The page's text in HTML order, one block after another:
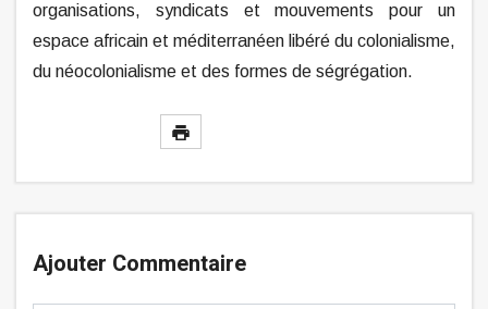
organisations, syndicats et mouvements pour un
espace africain et méditerranéen libéré du colonialisme,
du néocolonialisme et des formes de ségrégation.
Ajouter Commentaire